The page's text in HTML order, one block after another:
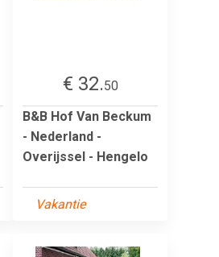
€ 32.50
B&B Hof Van Beckum
- Nederland -
Overijssel - Hengelo
Vakantie